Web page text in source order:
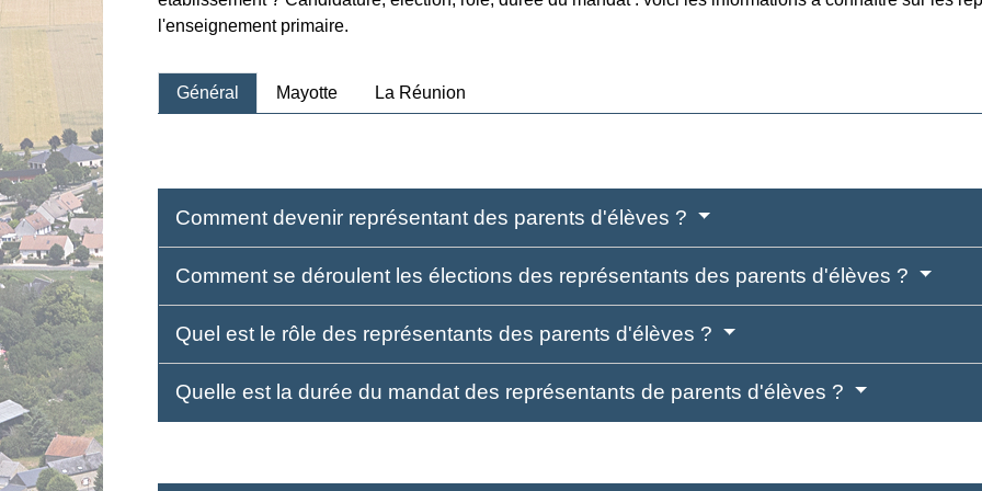
l'enseignement primaire.
Général Mayotte La Réunion
Comment devenir représentant des parents d'élèves ?
Comment se déroulent les élections des représentants des parents d'élèves ?
Quel est le rôle des représentants des parents d'élèves ?
Quelle est la durée du mandat des représentants de parents d'élèves ?